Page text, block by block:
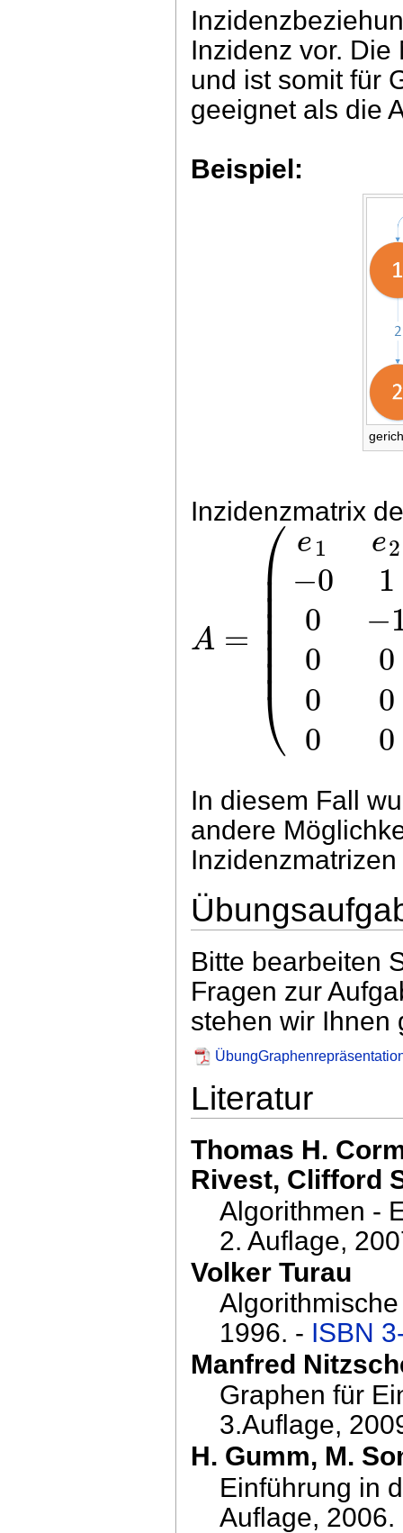
Inzidenz vor.
und ist somit für
geeignet als die
Beispiel:
Inzidenzmatrix
A =
⎛
⎝
⎜
⎜
⎜⎜⎜⎜
⎜
e1
−0
0
0
0
0
e2
1
−
0
0
0
In diesem Fall
andere
Bitte bearbeiten
Fragen zur
stehen wir Ihnen
Literatur
Thomas H.
Rivest, Clifford
Algorithmen -
2. Auflage,
Volker Turau
1996. - ISBN
Manfred
Graphen für
3.Auflage,
H. Gumm, M.
Einführung in
Auflage,